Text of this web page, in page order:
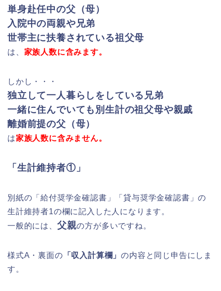
単身赴任中の父（母）
入院中の両親や兄弟
世帯主に扶養されている祖父母
は、 家族人数に含みます。
しかし・・・
独立して一人暮らしをしている兄弟
一緒に住んでいても別生計の祖父母や親戚
離婚前提の父（母）
は家族人数に含みません。
「生計維持者①」
別紙の「給付奨学金確認書」「貸与奨学金確認書」の
生計維持者1の欄に記入した人になります。
一般的には、 父親の方が多いですね。
様式A・裏面の 「収入計算欄」の内容と同じ申告にしま
す。